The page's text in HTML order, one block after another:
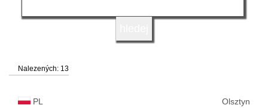
status vysoké školy
Nalezených: 13
PL Olsztyn